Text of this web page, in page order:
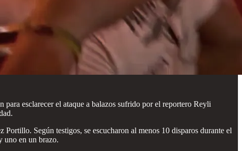
esclarecer el ataque a balazos sufrido por el reportero Reyli
Según testigos, se escucharon al menos 10 disparos durante el
uno en un brazo.